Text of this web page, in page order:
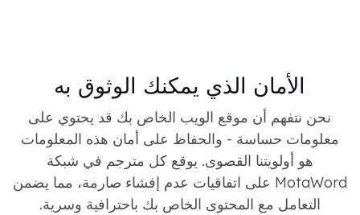
الأمان الذي يمكنك الوثوق به
نحن نتفهم أن موقع الويب الخاص بك قد يحتوي على
معلومات حساسة - والحفاظ على أمان هذه المعلومات
هو أولويتنا القصوى. يوقع كل مترجم في شبكة
MotaWord على اتفاقيات عدم إفشاء صارمة، مما يضمن
التعامل مع المحتوى الخاص بك باحترافية وسرية.